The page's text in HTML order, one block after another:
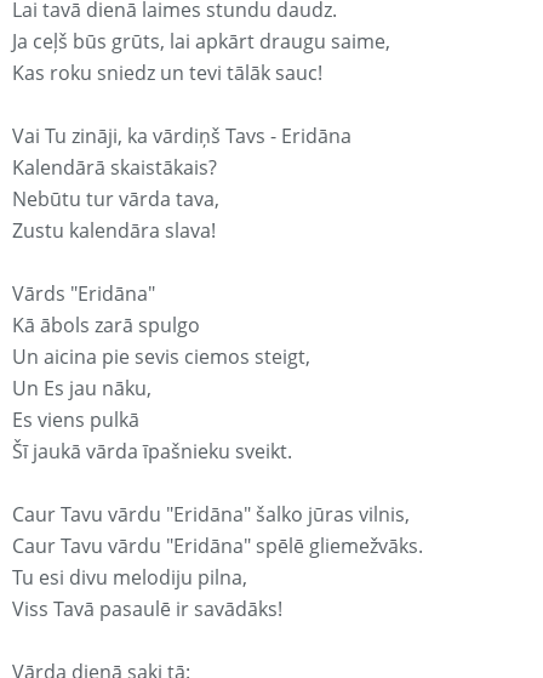
Lai tavā dienā laimes stundu daudz.
Ja ceļš būs grūts, lai apkārt draugu saime,
Kas roku sniedz un tevi tālāk sauc!
Vai Tu zināji, ka vārdiņš Tavs - Eridāna
Kalendārā skaistākais?
Nebūtu tur vārda tava,
Zustu kalendāra slava!
Vārds "Eridāna"
Kā ābols zarā spulgo
Un aicina pie sevis ciemos steigt,
Un Es jau nāku,
Es viens pulkā
Šī jaukā vārda īpašnieku sveikt.
Caur Tavu vārdu "Eridāna" šalko jūras vilnis,
Caur Tavu vārdu "Eridāna" spēlē gliemežvāks.
Tu esi divu melodiju pilna,
Viss Tavā pasaulē ir savādāks!
Vārda dienā saki tā: